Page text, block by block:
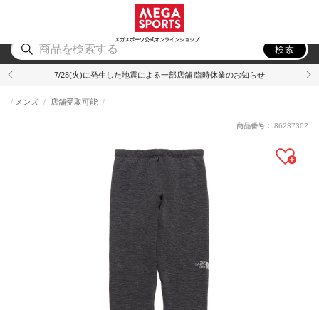
メガスポーツ公式オンラインショップ
アウトドア
検索
7/28(火)に発生した地震による一部店舗 臨時休業のお知らせ
メンズ 店舗受取可能
商品番号： 86237302